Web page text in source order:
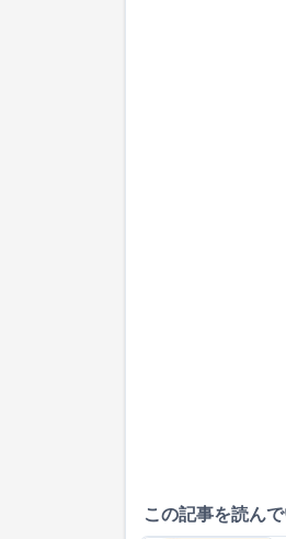
この記事を読ん